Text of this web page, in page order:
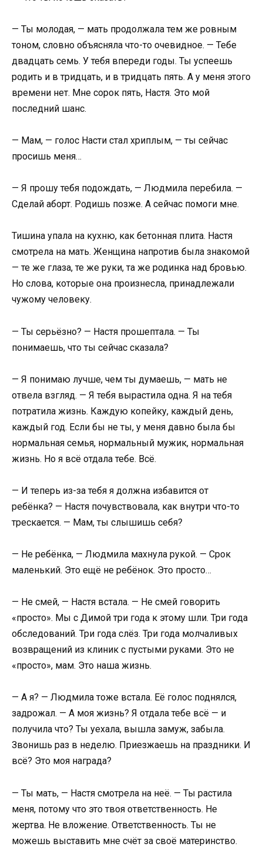
— Ты молодая, — мать продолжала тем же ровным
тоном, словно объясняла что-то очевидное. — Тебе
двадцать семь. У тебя впереди годы. Ты успеешь
родить и в тридцать, и в тридцать пять. А у меня этого
времени нет. Мне сорок пять, Настя. Это мой
последний шанс.
— Мам, — голос Насти стал хриплым, — ты сейчас
просишь меня…
— Я прошу тебя подождать, — Людмила перебила. —
Сделай аборт. Родишь позже. А сейчас помоги мне.
Тишина упала на кухню, как бетонная плита. Настя
смотрела на мать. Женщина напротив была знакомой
— те же глаза, те же руки, та же родинка над бровью.
Но слова, которые она произнесла, принадлежали
чужому человеку.
— Ты серьёзно? — Настя прошептала. — Ты
понимаешь, что ты сейчас сказала?
— Я понимаю лучше, чем ты думаешь, — мать не
отвела взгляд. — Я тебя вырастила одна. Я на тебя
потратила жизнь. Каждую копейку, каждый день,
каждый год. Если бы не ты, у меня давно была бы
нормальная семья, нормальный мужик, нормальная
жизнь. Но я всё отдала тебе. Всё.
— И теперь из-за тебя я должна избавится от
ребёнка? — Настя почувствовала, как внутри что-то
трескается. — Мам, ты слышишь себя?
— Не ребёнка, — Людмила махнула рукой. — Срок
маленький. Это ещё не ребёнок. Это просто…
— Не смей, — Настя встала. — Не смей говорить
«просто». Мы с Димой три года к этому шли. Три года
обследований. Три года слёз. Три года молчаливых
возвращений из клиник с пустыми руками. Это не
«просто», мам. Это наша жизнь.
— А я? — Людмила тоже встала. Её голос поднялся,
задрожал. — А моя жизнь? Я отдала тебе всё — и
получила что? Ты уехала, вышла замуж, забыла.
Звонишь раз в неделю. Приезжаешь на праздники. И
всё? Это моя награда?
— Ты мать, — Настя смотрела на неё. — Ты растила
меня, потому что это твоя ответственность. Не
жертва. Не вложение. Ответственность. Ты не
можешь выставить мне счёт за своё материнство.